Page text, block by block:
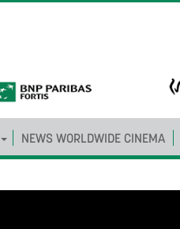
NEWS WORLDWIDE CINEMA